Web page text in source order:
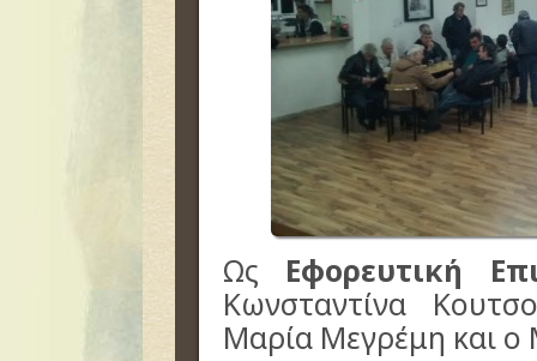
Ως Εφορευτική
Κωνσταντίνα
Μαρία Μεγρέμη και